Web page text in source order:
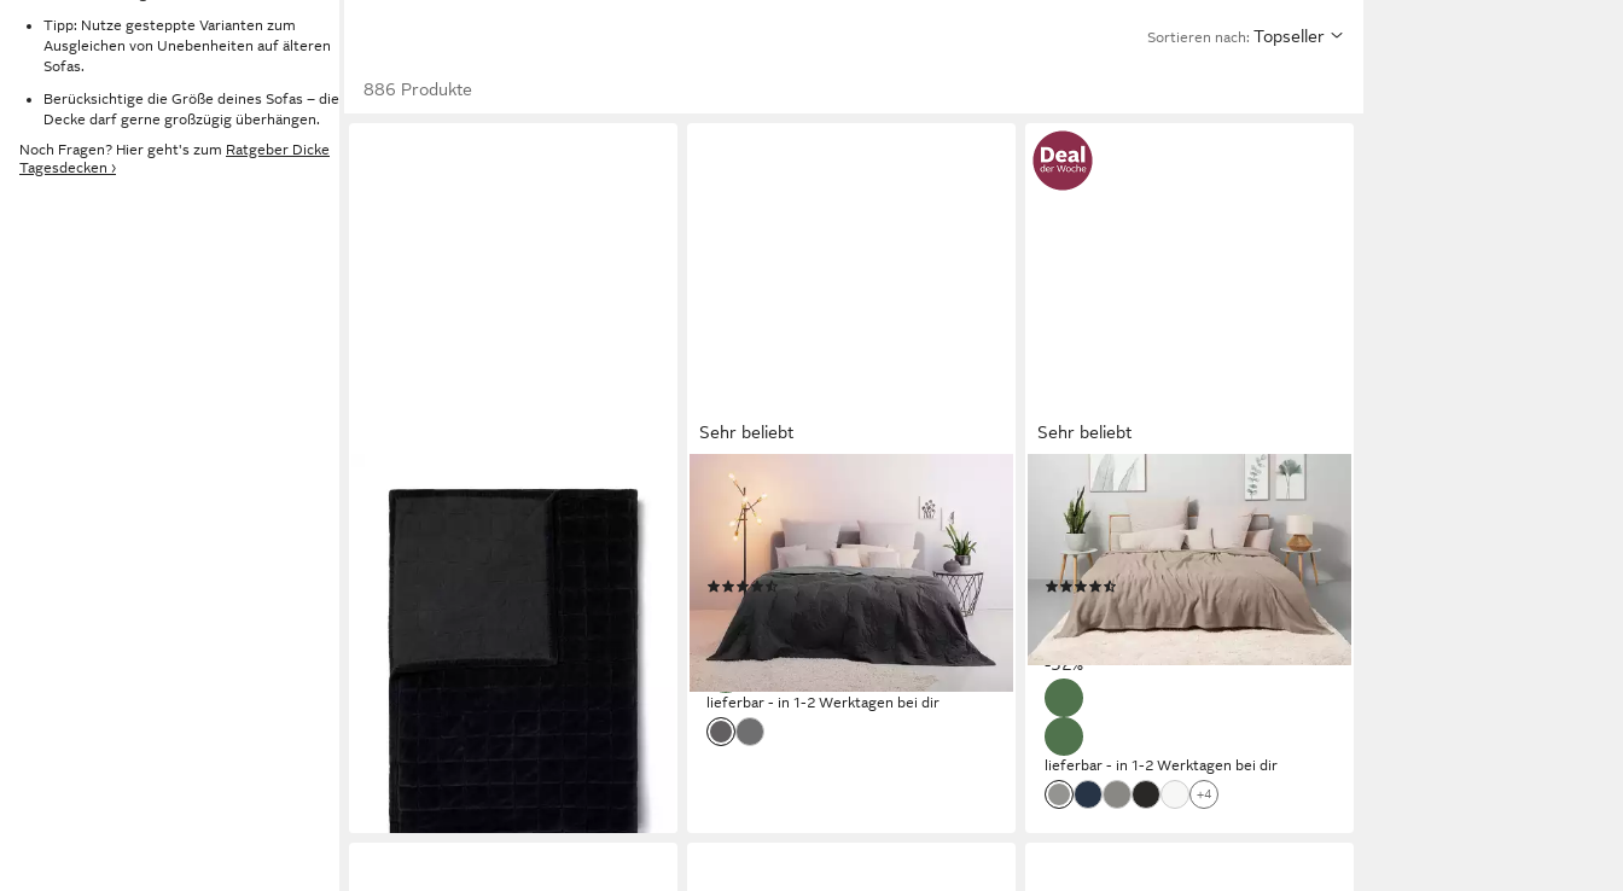
Tipp: Nutze gesteppte Varianten zum
Ausgleichen von Unebenheiten auf älteren
Sofas.
Berücksichtige die Größe deines Sofas – die
Decke darf gerne großzügig überhängen.
Noch Fragen? Hier geht's zum Ratgeber Dicke
Tagesdecken ›
Sortieren nach: Topseller
886 Produkte
Plaid Julia, aus Baumwollsamt
104,95 €
-30%
Sehr beliebt
OTTO HOME
Tagesdecke Amanda gesteppte
Tagesdecke, in diversen Größen
erhältlich
(1451)
ab 13,99 € 25,00 €
-44%
lieferbar - in 1-2 Werktagen bei dir
Sehr beliebt
OTTO HOME
Tagesdecke Mira, leichte Tagesdecke
aus 100% Baumwolle, uni Überwurf,
ohne Füllung
(1592)
ab 20,99 € UVP 43,99 €
nur bis Dienstag
-52%
lieferbar - in 1-2 Werktagen bei dir
+4